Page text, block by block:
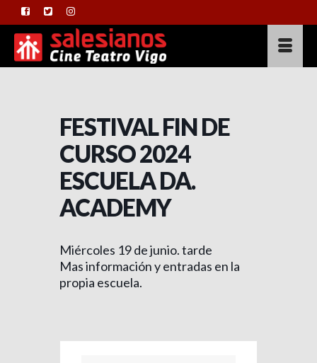
FESTIVAL FIN DE
CURSO 2024
ESCUELA DA.
ACADEMY
Miércoles 19 de junio. tarde
Mas información y entradas en la
propia escuela.